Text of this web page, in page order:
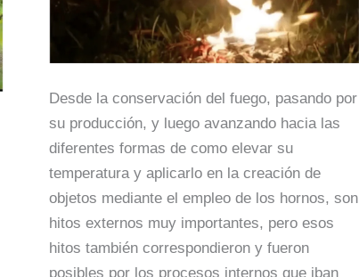
Desde la conservación del fuego, pasando por
su producción, y luego avanzando hacia las
diferentes formas de como elevar su
temperatura y aplicarlo en la creación de
objetos mediante el empleo de los hornos, son
hitos externos muy importantes, pero esos
hitos también correspondieron y fueron
posibles por los procesos internos que iban